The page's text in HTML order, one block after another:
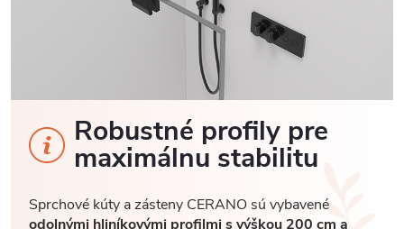
Robustné profily pre
maximálnu stabilitu
Sprchové kúty a zásteny CERANO sú vybavené
odolnými hliníkovými profilmi s výškou 200 cm a